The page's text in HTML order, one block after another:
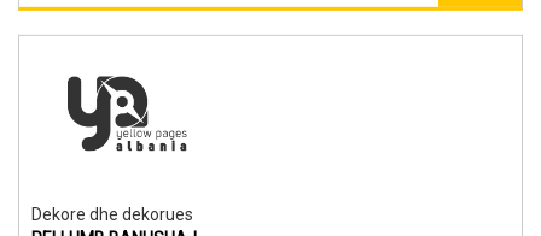
Dekore dhe dekorues